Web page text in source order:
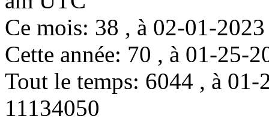
Ce mois: 38 , à 02-01-
Cette année: 70 , à 01-25-
Tout le temps: 6044 , à
11134050